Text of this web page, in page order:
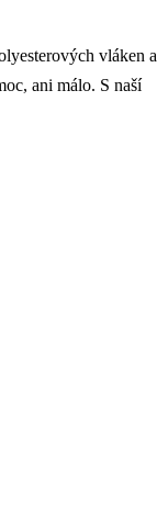
vláken a
ani málo. S naší